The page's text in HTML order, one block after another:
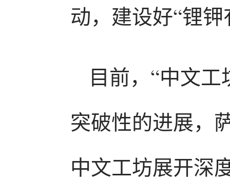
动，建设好“锂
目前，“中文
突破性的进展，
中文工坊展开深